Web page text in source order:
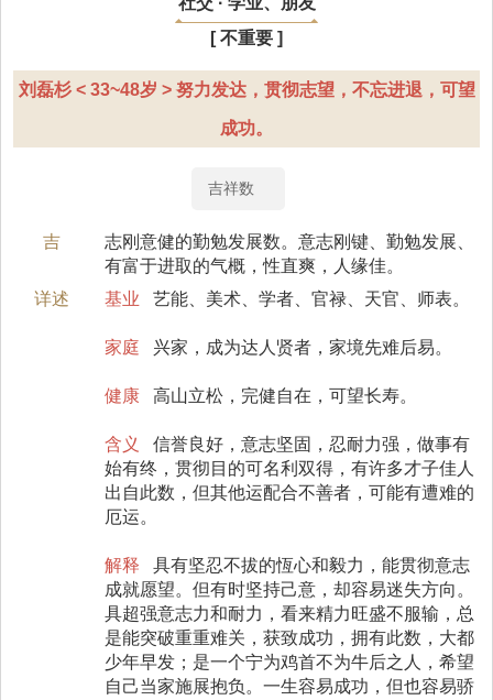
[ 不重要 ]
刘磊杉 < 33~48岁 > 努力发达，贯彻志望，不忘进退，可望
成功。
吉祥数
吉
志刚意健的勤勉发展数。意志刚键、勤勉发展、
有富于进取的气概，性直爽，人缘佳。
详述
基业 艺能、美术、学者、官禄、天官、师表。
家庭 兴家，成为达人贤者，家境先难后易。
健康 高山立松，完健自在，可望长寿。
含义
信誉良好，意志坚固，忍耐力强，做事有
始有终，贯彻目的可名利双得，有许多才子佳人
出自此数，但其他运配合不善者，可能有遭难的
厄运。
解释
具有坚忍不拔的恆心和毅力，能贯彻意志
成就愿望。但有时坚持己意，却容易迷失方向。
具超强意志力和耐力，看来精力旺盛不服输，总
是能突破重重难关，获致成功，拥有此数，大都
少年早发；是一个宁为鸡首不为牛后之人，希望
自己当家施展抱负。一生容易成功，但也容易骄